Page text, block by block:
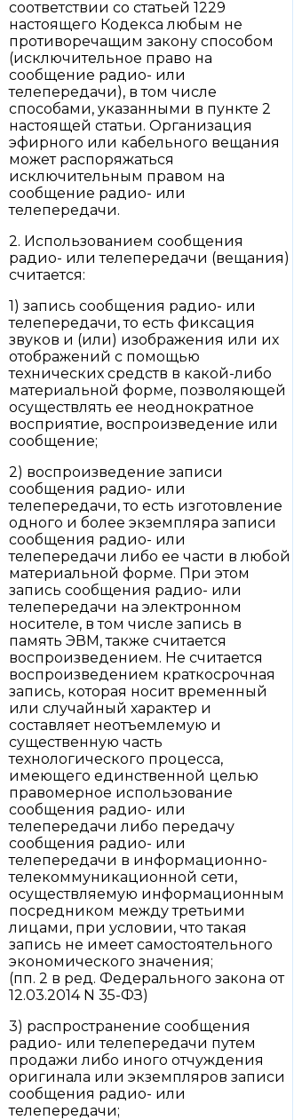
соответствии со статьей 1229
настоящего Кодекса любым не
противоречащим закону способом
(исключительное право на
сообщение радио- или
телепередачи), в том числе
способами, указанными в пункте 2
настоящей статьи. Организация
эфирного или кабельного вещания
может распоряжаться
исключительным правом на
сообщение радио- или
телепередачи.
2. Использованием сообщения
радио- или телепередачи (вещания)
считается:
1) запись сообщения радио- или
телепередачи, то есть фиксация
звуков и (или) изображения или их
отображений с помощью
технических средств в какой-либо
материальной форме, позволяющей
осуществлять ее неоднократное
восприятие, воспроизведение или
сообщение;
2) воспроизведение записи
сообщения радио- или
телепередачи, то есть изготовление
одного и более экземпляра записи
сообщения радио- или
телепередачи либо ее части в любой
материальной форме. При этом
запись сообщения радио- или
телепередачи на электронном
носителе, в том числе запись в
память ЭВМ, также считается
воспроизведением. Не считается
воспроизведением краткосрочная
запись, которая носит временный
или случайный характер и
составляет неотъемлемую и
существенную часть
технологического процесса,
имеющего единственной целью
правомерное использование
сообщения радио- или
телепередачи либо передачу
сообщения радио- или
телепередачи в информационно-
телекоммуникационной сети,
осуществляемую информационным
посредником между третьими
лицами, при условии, что такая
запись не имеет самостоятельного
экономического значения;
(пп. 2 в ред. Федерального закона от
12.03.2014 N 35-ФЗ)
3) распространение сообщения
радио- или телепередачи путем
продажи либо иного отчуждения
оригинала или экземпляров записи
сообщения радио- или
телепередачи;